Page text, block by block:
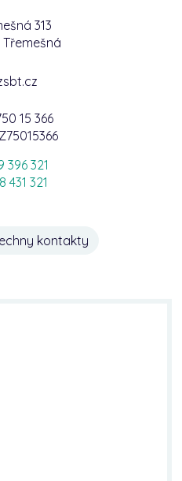
313
Třemešná
15 366
396 321
431 321
kontakty